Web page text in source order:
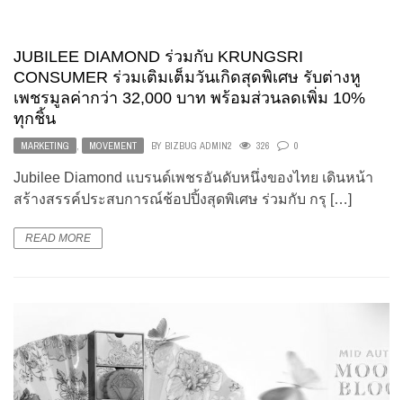
JUBILEE DIAMOND ร่วมกับ KRUNGSRI
CONSUMER ร่วมเติมเต็มวันเกิดสุดพิเศษ รับต่างหู
เพชรมูลค่ากว่า 32,000 บาท พร้อมส่วนลดเพิ่ม 10%
ทุกชิ้น
MARKETING MOVEMENT BY BIZBUG ADMIN2 326 0
Jubilee Diamond แบรนด์เพชรอันดับหนึ่งของไทย เดินหน้า
สร้างสรรค์ประสบการณ์ช้อปปิ้งสุดพิเศษ ร่วมกับ กรุ […]
READ MORE